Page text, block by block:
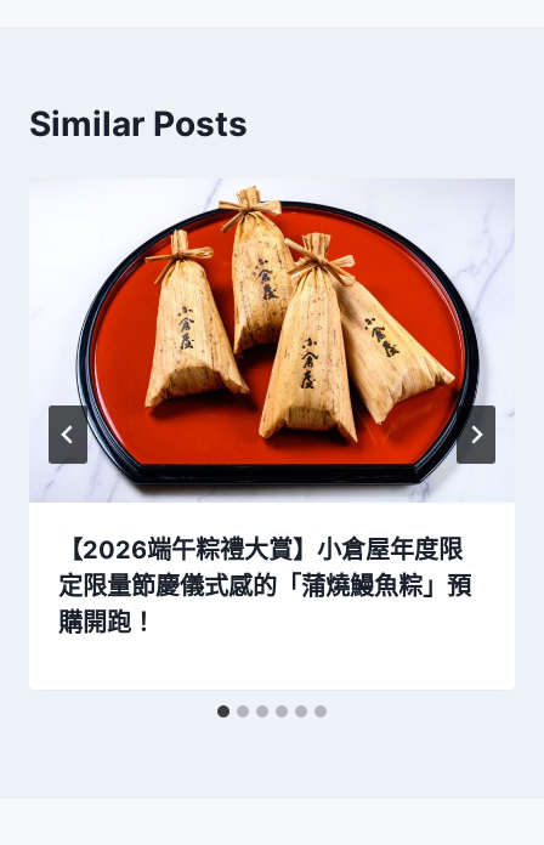
Similar Posts
【2026端午粽禮大賞】小倉屋年度限
定限量節慶儀式感的「蒲燒鰻魚粽」預
購開跑！